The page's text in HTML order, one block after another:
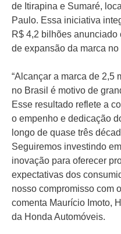
de Itirapina e Sumaré,
Paulo. Essa iniciativa
R$ 4,2 bilhões anunciado
de expansão da marca no
“Alcançar a marca de 2,5
no Brasil é motivo de
Esse resultado reflete a
o empenho e dedicação
longo de quase três
Seguiremos investindo
inovação para oferecer
expectativas dos
nosso compromisso com
comenta Maurício Imoto,
da Honda Automóveis.